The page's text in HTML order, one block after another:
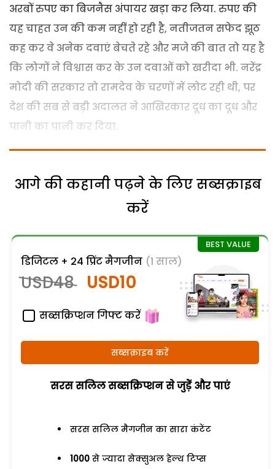
अरबों रुपए का बिजनैस अंपायर खड़ा कर लिया. रुपए की
यह चाहत उन की कम नहीं हो रही है, नतीजतन सफेद झूठ
कह कर वे अनेक दवाएं बेचते रहे और मजे की बात तो यह है
कि लोगों ने विश्वास कर के उन दवाओं को खरीदा भी. नरेंद्र
मोदी की सरकार तो रामदेव के चरणों में लोट रही थी, पर
देश की सब से बड़ी अदालत ने आखिरकार दूध का दूध और
पानी का पानी कर दिया.
आगे की कहानी पढ़ने के लिए सब्सक्राइब
करें
डिजिटल + 24 प्रिंट मैगजीन (1 साल)
USD48 USD10
सब्सक्रिप्शन गिफ्ट करें
सब्सक्राइब करें
सरस सलिल सब्सक्रिप्शन से जुड़ेें और पाएं
सरस सलिल मैगजीन का सारा कंटेंट
1000 से ज्यादा सेक्सुअल हेल्थ टिप्स